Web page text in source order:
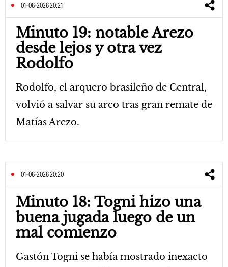
01-06-2026 20:21
Minuto 19: notable Arezo
desde lejos y otra vez
Rodolfo
Rodolfo, el arquero brasileño de Central,
volvió a salvar su arco tras gran remate de
Matías Arezo.
01-06-2026 20:20
Minuto 18: Togni hizo una
buena jugada luego de un
mal comienzo
Gastón Togni se había mostrado inexacto